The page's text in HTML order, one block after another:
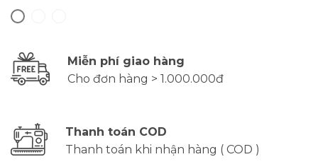
Miễn phí giao hàng
Cho đơn hàng > 1.000.000đ
Thanh toán COD
Thanh toán khi nhận hàng ( COD )